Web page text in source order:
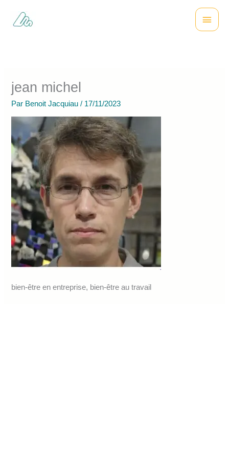
contenu
Menu
jean michel
Par Benoit Jacquiau/ 17/11/2023
bien-être en entreprise, bien-être au travail